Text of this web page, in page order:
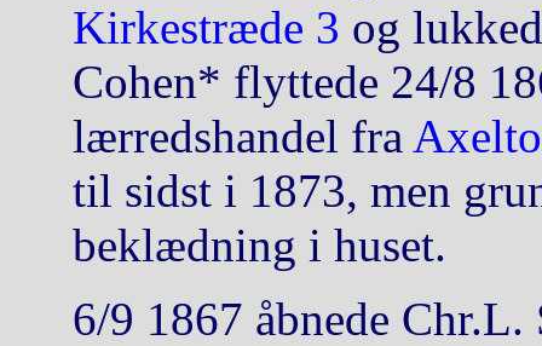
Kirkestræde 3 og
Cohen* flyttede 24/8
lærredshandel fra
til sidst i 1873, men
beklædning i huset.
6/9 1867 åbnede